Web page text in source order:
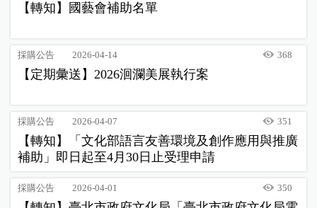
【轉知】國藝會補助名單
採購公告 2026-04-14 368
【定期彙送】2026洄瀾美展執行案
採購公告 2026-04-07 351
【轉知】「文化部語言友善環境及創作應用與推廣
補助」即日起至4月30日止受理申請
採購公告 2026-04-01 350